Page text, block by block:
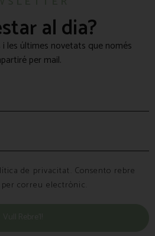
al dia?
les últimes novetats que només
per mail.
de privacitat. Consento rebre
correu electrònic.